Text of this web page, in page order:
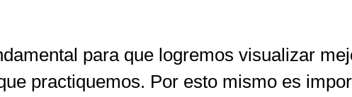
para que logremos visualizar
practiquemos. Por esto mismo es